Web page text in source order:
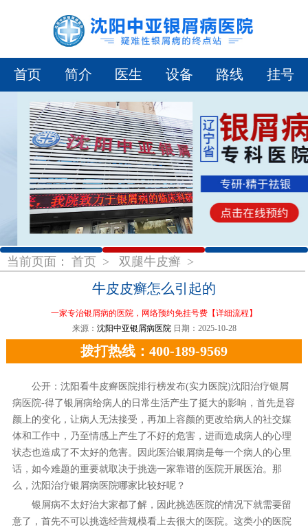
首页 简介 医生 设备 路线 挂号
1 2 3
当前页面： 首页 > 双腿牛皮癣 >
牛皮皮癣怎么引起的
一家专治银屑病的医院，网络预约免挂号费 【详细流程】
来源： 沈阳中亚银屑病医院 日期：2025-10-28
拨打热线：400-189-9569
公开：沈阳看牛皮癣医院排行榜发布(实力医院)沈阳治疗银屑
病医院-得了银屑病给病人的日常生活产生了挺大的影响，首先是容
颜上的变化，让病人无法接受，再加上容颜的更改给病人的社交媒
体和工作中，乃至情感上产生了不好的危害，进而造成病人的心理
状态也造成了不太好的危害。因此医治银屑病是每一个病人的心里
话，如今难题的重要就取决于挑选一家靠谱的医院开展医治。那
么，沈阳治疗银屑病医院哪家比较好呢？
银屑病不太好治大家都了解，因此挑选医院的情况下就需要留
意了，首先不可以挑选经营规模看上去很大的医院。这类小的医院